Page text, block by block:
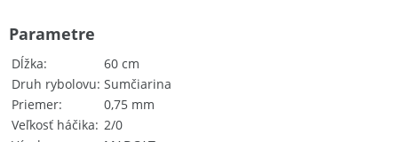
Dĺžka
60 cm
Druh rybolovu Sumčiarina
Priemer
0,75 mm
Veľkosť háčika 2/0
Parametre